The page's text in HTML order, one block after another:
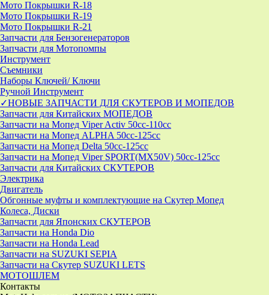
Мото Покрышки R-18
Мото Покрышки R-19
Мото Покрышки R-21
Запчасти для Бензогенераторов
Запчасти для Мотопомпы
Инструмент
Съемники
Наборы Ключей/ Ключи
Ручной Инструмент
✓НОВЫЕ ЗАПЧАСТИ ДЛЯ СКУТЕРОВ И МОПЕДОВ
Запчасти для Китайских МОПЕДОВ
Запчасти на Мопед Viper Activ 50cc-110cc
Запчасти на Мопед ALPHA 50cc-125cc
Запчасти на Мопед Delta 50cc-125cc
Запчасти на Мопед Viper SPORT(MX50V) 50cc-125cc
Запчасти для Китайских СКУТЕРОВ
Электрика
Двигатель
Обгонные муфты и комплектующие на Скутер Мопед
Колеса, Диски
Запчасти для Японских СКУТЕРОВ
Запчасти на Honda Dio
Запчасти на Honda Lead
Запчасти на SUZUKI SEPIA
Запчасти на Скутер SUZUKI LETS
МОТОШЛЕМ
Контакты